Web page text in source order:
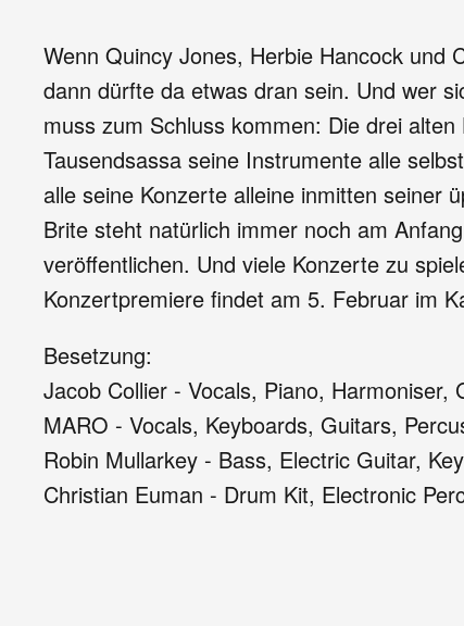
Wenn Quincy Jones, Herbie Hancock und
dann dürfte da etwas dran sein. Und wer
muss zum Schluss kommen: Die drei
Tausendsassa seine Instrumente alle
alle seine Konzerte alleine inmitten seiner
Brite steht natürlich immer noch am
veröffentlichen. Und viele Konzerte zu
Konzertpremiere findet am 5. Februar im
Besetzung:
Jacob Collier - Vocals, Piano,
MARO - Vocals, Keyboards, Guitars,
Robin Mullarkey - Bass, Electric Guitar,
Christian Euman - Drum Kit, Electronic